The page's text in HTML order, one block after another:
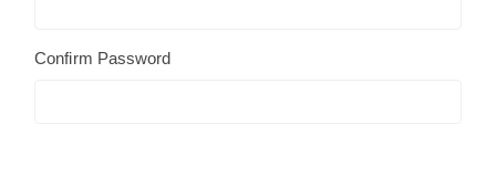
Confirm Password